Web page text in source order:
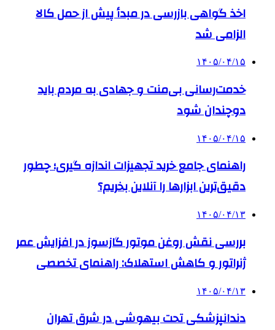
اخذ گواهی بازرسی در مبدأ پیش از حمل کالا
الزامی شد
۱۴۰۵/۰۴/۱۵
خدمت‌رسانی بی‌منت و جهادی به مردم باید
دوچندان شود
۱۴۰۵/۰۴/۱۵
راهنمای جامع خرید تجهیزات اندازه گیری؛ چطور
دقیق‌ترین ابزارها را آنلاین بخریم؟
۱۴۰۵/۰۴/۱۳
بررسی نقش روغن موتور گازسوز در افزایش عمر
ژنراتور و کاهش استهلاک: راهنمای تخصصی
۱۴۰۵/۰۴/۱۳
دندانپزشکی تحت بیهوشی در شرق تهران